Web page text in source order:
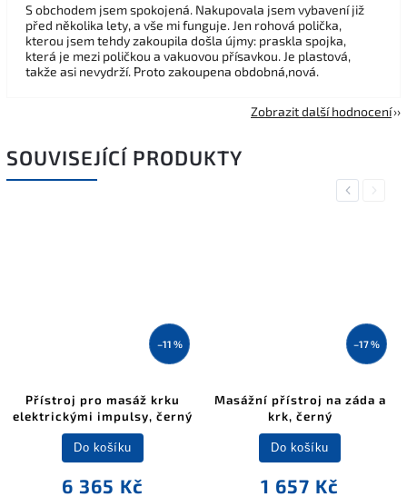
S obchodem jsem spokojená. Nakupovala jsem vybavení již
před několika lety, a vše mi funguje. Jen rohová polička,
kterou jsem tehdy zakoupila došla újmy: praskla spojka,
která je mezi poličkou a vakuovou přísavkou. Je plastová,
takže asi nevydrží. Proto zakoupena obdobná,nová.
Zobrazit další hodnocení
SOUVISEJÍCÍ PRODUKTY
Previous
–11 %
Přístroj pro masáž krku
elektrickými impulsy, černý
6 365 Kč
Do košíku
–17 %
Masážní přístroj na záda a
krk, černý
1 657 Kč
Do košíku
Next